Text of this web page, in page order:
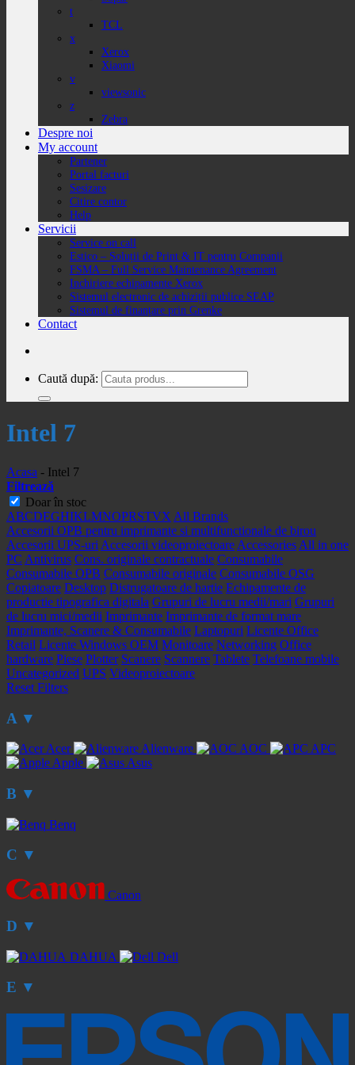
t
TCL
x
Xerox
Xiaomi
v
viewsonic
z
Zebra
Despre noi
My account
Partener
Portal facturi
Sesizare
Citire contor
Help
Servicii
Service on call
Estico – Soluții de Print & IT pentru Companii
FSMA – Full Service Maintenance Agreement
Inchiriere echipamente Xerox
Sistemul electronic de achiziții publice SEAP
Sistemul de finanțare prin Grenke
Contact
Caută după:
Intel 7
Acasa - Intel 7
Filtrează
Doar în stoc
ABCDEGHIKLMNOPRSTVX All Brands
Accesorii OPB pentru imprimante si multifunctionale de birou
Accesorii UPS-uri Accesorii videoproiectoare Accessories All in one
PC Antivirus Cons. originale contractuale Consumabile
Consumabile OPB Consumabile originale Consumabile OSG
Copiatoare Desktop Distrugatoare de hartie Echipamente de
productie tipografica digitala Grupuri de lucru medii/mari Grupuri
de lucru mici/medii Imprimante Imprimante de format mare
Imprimante, Scanere & Consumabile Laptopuri Licente Office
Retail Licente Windows OEM Monitoare Networking Office
hardware Piese Plotter Scanere Scannere Tablete Telefoane mobile
Uncategorized UPS Videoproiectoare
Reset Filters
A ▼
Acer Alienware AOC
APC
Apple
Asus
B ▼
Benq
C ▼
Canon
D ▼
DAHUA Dell
E ▼